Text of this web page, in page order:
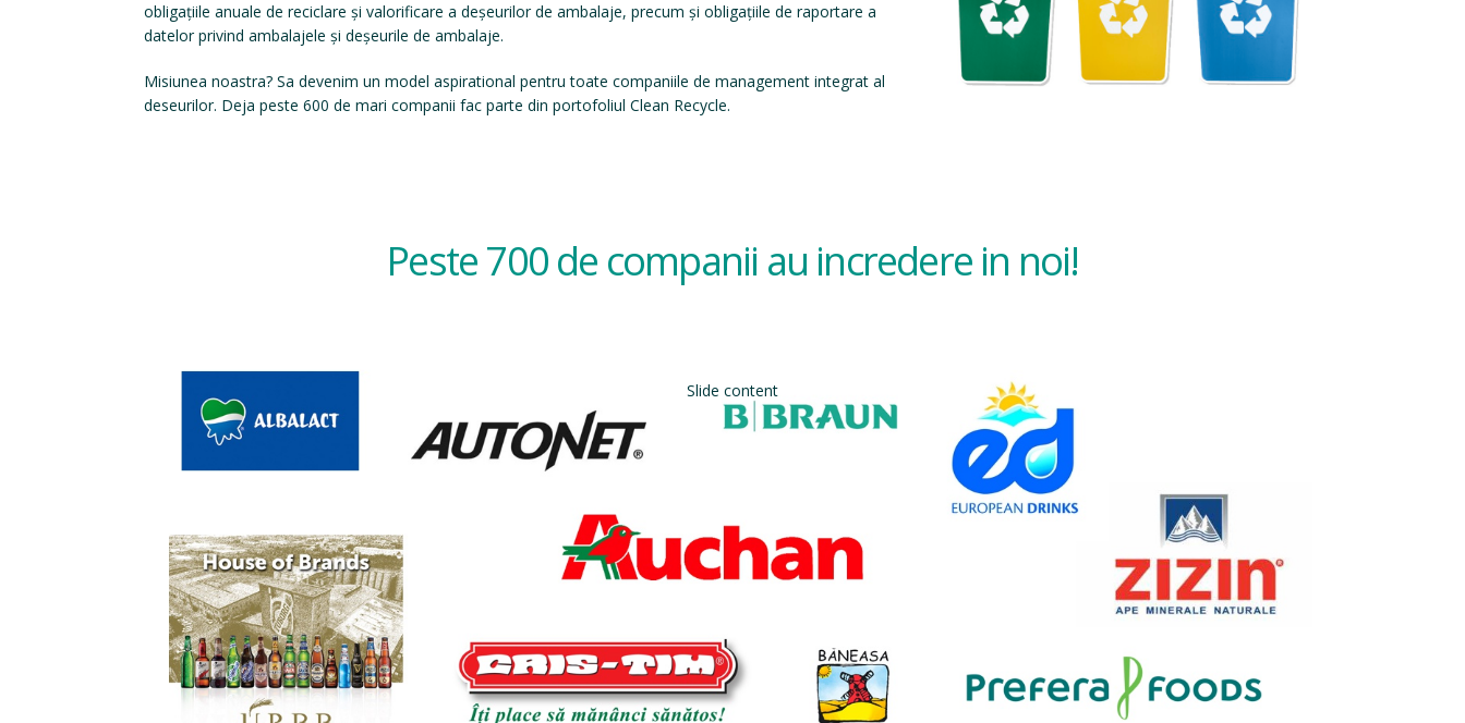
obligațiile anuale de reciclare și valorificare a deșeurilor de ambalaje, precum și obligațiile de raportare a
datelor privind ambalajele și deșeurile de ambalaje.
Misiunea noastra? Sa devenim un model aspirational pentru toate companiile de management integrat al
deseurilor. Deja peste 600 de mari companii fac parte din portofoliul Clean Recycle.
Peste 700 de companii au incredere in noi!
Slide content